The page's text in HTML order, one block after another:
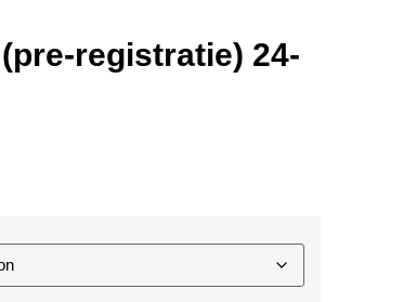
registratie) 24-